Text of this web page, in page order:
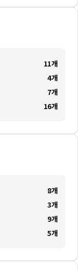
11개
4개
7개
16개
8개
3개
9개
5개